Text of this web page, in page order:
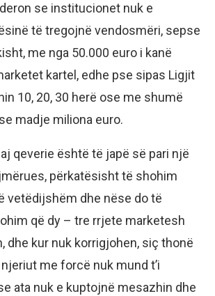
se institucionet nuk e
të tregojnë vendosmëri, sepse
me nga 50.000 euro i kanë
kartel, edhe pse sipas Ligjit
10, 20, 30 herë ose me shumë
madje miliona euro.
qeverie është të japë së pari një
përkatësisht të shohim
vetëdijshëm dhe nëse do të
që dy – tre rrjete marketesh
dhe kur nuk korrigjohen, siç thonë
me forcë nuk mund t’i
ata nuk e kuptojnë mesazhin dhe